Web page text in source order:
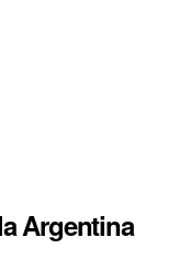
Argentina